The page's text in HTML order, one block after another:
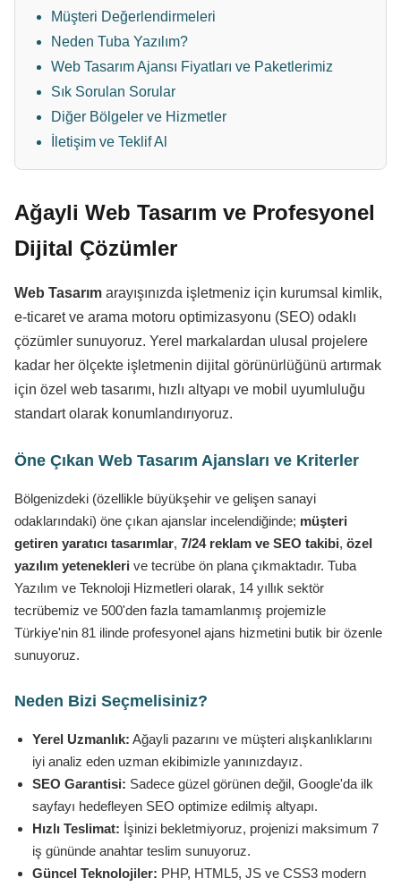
Müşteri Değerlendirmeleri
Neden Tuba Yazılım?
Web Tasarım Ajansı Fiyatları ve Paketlerimiz
Sık Sorulan Sorular
Diğer Bölgeler ve Hizmetler
İletişim ve Teklif Al
Ağayli Web Tasarım ve Profesyonel
Dijital Çözümler
Web Tasarım arayışınızda işletmeniz için kurumsal kimlik,
e-ticaret ve arama motoru optimizasyonu (SEO) odaklı
çözümler sunuyoruz. Yerel markalardan ulusal projelere
kadar her ölçekte işletmenin dijital görünürlüğünü artırmak
için özel web tasarımı, hızlı altyapı ve mobil uyumluluğu
standart olarak konumlandırıyoruz.
Öne Çıkan Web Tasarım Ajansları ve Kriterler
Bölgenizdeki (özellikle büyükşehir ve gelişen sanayi
odaklarındaki) öne çıkan ajanslar incelendiğinde; müşteri
getiren yaratıcı tasarımlar, 7/24 reklam ve SEO takibi, özel
yazılım yetenekleri ve tecrübe ön plana çıkmaktadır. Tuba
Yazılım ve Teknoloji Hizmetleri olarak, 14 yıllık sektör
tecrübemiz ve 500'den fazla tamamlanmış projemizle
Türkiye'nin 81 ilinde profesyonel ajans hizmetini butik bir özenle
sunuyoruz.
Neden Bizi Seçmelisiniz?
Yerel Uzmanlık: Ağayli pazarını ve müşteri alışkanlıklarını
iyi analiz eden uzman ekibimizle yanınızdayız.
SEO Garantisi: Sadece güzel görünen değil, Google'da ilk
sayfayı hedefleyen SEO optimize edilmiş altyapı.
Hızlı Teslimat: İşinizi bekletmiyoruz, projenizi maksimum 7
iş gününde anahtar teslim sunuyoruz.
Güncel Teknolojiler: PHP, HTML5, JS ve CSS3 modern